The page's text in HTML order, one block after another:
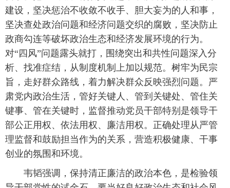
建设，坚决惩治不收敛不收手、胆大妄为的人和事，
坚决查处政治问题和经济问题交织的腐败，坚决防止
政商勾连等破坏政治生态和经济发展环境的行为。
对“四风”问题露头就打，围绕突出和共性问题深入分
析、找准症结，从制度机制上加以规范。树牢为民宗
旨，走好群众路线，着力解决群众反映强烈问题。严
肃党内政治生活，管好关键人、管到关键处、管住关
键事、管在关键时，监督推动党员干部特别是领导干
部公正用权、依法用权、廉洁用权。正确处理从严管
理监督和鼓励担当作为的关系，营造积极健康、干事
创业的氛围和环境。
韦韬强调，保持清正廉洁的政治本色，是检验领